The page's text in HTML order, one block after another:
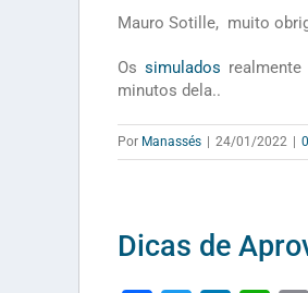
Mauro Sotille, muito
Ossimulados
minutos dela..
Por Manassés 24/01/2022
Dicas de